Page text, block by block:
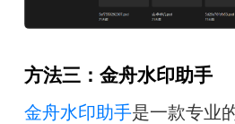
方法三：金舟水印助手
金舟水印助手是一款专业